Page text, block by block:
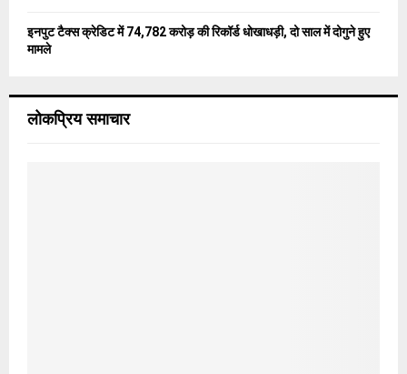
इनपुट टैक्स क्रेडिट में 74,782 करोड़ की रिकॉर्ड धोखाधड़ी, दो साल में दोगुने हुए
मामले
लोकप्रिय समाचार